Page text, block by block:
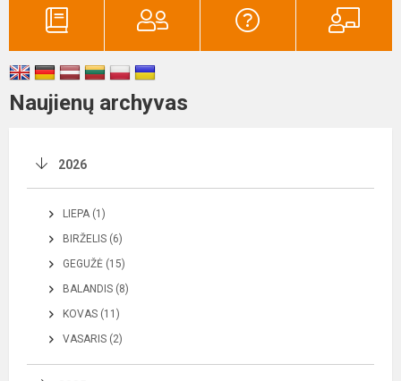
Naujienų archyvas
2026
LIEPA (1)
BIRŽELIS (6)
GEGUŽĖ (15)
BALANDIS (8)
KOVAS (11)
VASARIS (2)